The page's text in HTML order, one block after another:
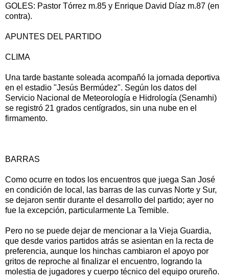
GOLES: Pastor Tórrez m.85 y Enrique David Díaz m.87 (en
contra).
APUNTES DEL PARTIDO
CLIMA
Una tarde bastante soleada acompañó la jornada deportiva
en el estadio "Jesús Bermúdez". Según los datos del
Servicio Nacional de Meteorología e Hidrología (Senamhi)
se registró 21 grados centígrados, sin una nube en el
firmamento.
BARRAS
Como ocurre en todos los encuentros que juega San José
en condición de local, las barras de las curvas Norte y Sur,
se dejaron sentir durante el desarrollo del partido; ayer no
fue la excepción, particularmente La Temible.
Pero no se puede dejar de mencionar a la Vieja Guardia,
que desde varios partidos atrás se asientan en la recta de
preferencia, aunque los hinchas cambiaron el apoyo por
gritos de reproche al finalizar el encuentro, logrando la
molestia de jugadores y cuerpo técnico del equipo orureño.